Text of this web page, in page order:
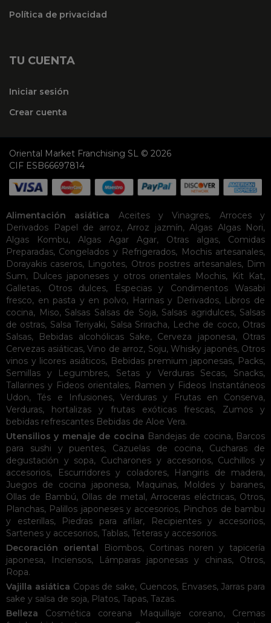
Política de privacidad
TU CUENTA
Iniciar sesión
Crear cuenta
Oriental Market Franchising SL © 2026
CIF ESB66697814
Alimentación asiática Aceites y Vinagres, Arroces y
Derivados
Papel de arroz, Arroz jazmín, Algas Algas Nori,
Algas Kombu, Algas Agar Agar, Otras algas, Comidas
Preparadas, Congelados y Refrigerados, Mochis artesanales,
Dorayakis caseros, Lingotes, Otros postres artesanales, Dim
Sum, Dulces japoneses y otros orientales Mochis, Kit Kat,
Galletas, Otros dulces, Especias y Condimentos
Wasabi
fresco, en pasta y en polvo, Harinas y Derivados, Libros de
cocina, Miso, Salsas Salsas de Soja, Salsas agridulces, Salsas
de ostras, Salsa Teriyaki, Salsa Sriracha, Leche de coco, Otras
Salsas, Bebidas alcohólicas Sake, Cerveza japonesa, Otras
Cervezas asiáticas, Vino de arroz, Soju, Whisky japonés, Otros
vinos y licores asiáticos, Bebidas premium japonesas, Packs,
Semillas y Legumbres, Setas y Verduras Secas, Snacks,
Tallarines y Fideos orientales, Ramen y Fideos Instantáneos
Udon,Tés e Infusiones, Verduras y Frutas en Conserva,
Verduras, hortalizas y frutas exóticas frescas, Zumos y
bebidas refrescantes Bebidas de Aloe Vera.
Utensilios y menaje de cocina Bandejas de cocina, Barcos
para sushi y puentes, Cazuelas de cocina, Cucharas de
degustación y sopa, Cucharones y accesorios, Cuchillos y
accesorios, Escurridores y coladores, Hangiris de madera,
Juegos de cocina japonesa, Maquinas, Moldes y baranes,
Ollas de Bambú, Ollas de metal,Arroceras eléctricas, Otros,
Planchas, Palillos japoneses y accesorios, Pinchos de bambu
y esterillas, Piedras para afilar, Recipientes y accesorios,
Sartenes y accesorios, Tablas, Teteras y accesorios.
Decoración oriental
Biombos, Cortinas noren y tapicería
japonesa, Inciensos, Lámparas japonesas y chinas, Otros,
Ropa.
Vajilla asiática Copas de sake, Cuencos, Envases,Jarras para
sake y salsa de soja, Platos, Tapas, Tazas.
Belleza
Cosmética coreana Maquillaje coreano, Cremas